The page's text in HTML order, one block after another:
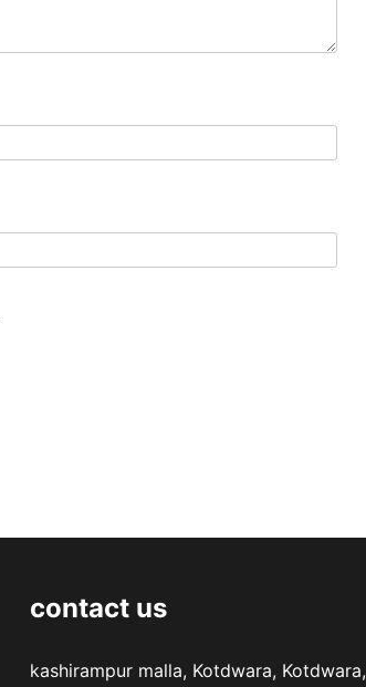
contact us
kashirampur malla, Kotdwara, Kotdwara,